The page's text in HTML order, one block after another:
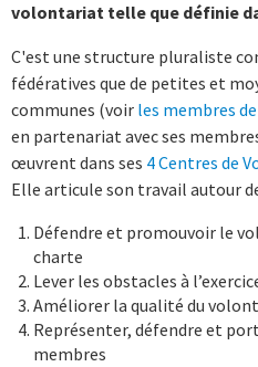
volontariat telle que définie
C'est une structure pluraliste
fédératives que de petites et
communes (voir les membres
en partenariat avec ses
œuvrent dans ses 4 Centres de
Elle articule son travail autour
Défendre et promouvoir le
charte
Lever les obstacles à
Améliorer la qualité du
Représenter, défendre et
membres